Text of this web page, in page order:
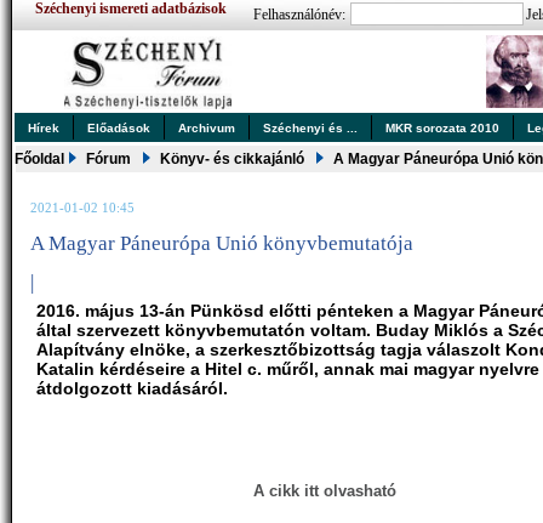
Széchenyi ismereti adatbázisok Felhasználónév:
Hírek Előadások Archivum Széchenyi és ... MKR sorozata 2010
Főoldal Fórum Könyv- és cikkajánló A Magyar Páneurópa Unió
2021-01-02 10:45
A Magyar Páneurópa Unió könyvbemutatója
|
2016. május 13-án Pünkösd előtti pénteken a Magyar
által szervezett könyvbemutatón voltam. Buday Miklós a
Alapítvány elnöke, a szerkesztőbizottság tagja válaszolt
Katalin kérdéseire a Hitel c. műről, annak mai magyar nyelvre
átdolgozott kiadásáról.
A cikk itt olvasható